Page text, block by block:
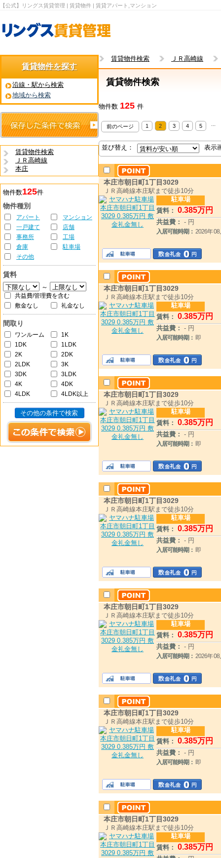
【公式】リングス賃貸管理 | 賃貸物件 | 賃貸アパート,マンション
賃貸物件を探す
沿線・駅から検索
地域から検索
賃貸物件検索
ＪＲ高崎線
本庄
物件数125件
物件種別
アパート
マンション
一戸建て
店舗
事務所
工場
倉庫
駐車場
その他
賃料
～
共益費/管理費を含む
敷金なし
礼金なし
間取り
ワンルーム
1K
1DK
1LDK
2K
2DK
2LDK
3K
3DK
3LDK
4K
4DK
4LDK
4LDK以上
その他の条件で検索
賃貸物件検索 ＪＲ高崎線
賃貸物件検索
物件数 125 件
前のページ 1 2 3 4 5
並び替え： 表示
本庄市朝日町1丁目3029
ＪＲ高崎線本庄駅まで徒歩10分
駐車場
賃料： 0.385万円
共益費： - 円
入居可能時期： 2026年
本庄市朝日町1丁目3029
ＪＲ高崎線本庄駅まで徒歩10分
駐車場
賃料： 0.385万円
共益費： - 円
入居可能時期： 即
本庄市朝日町1丁目3029
ＪＲ高崎線本庄駅まで徒歩10分
駐車場
賃料： 0.385万円
共益費： - 円
入居可能時期： 即
本庄市朝日町1丁目3029
ＪＲ高崎線本庄駅まで徒歩10分
駐車場
賃料： 0.385万円
共益費： - 円
入居可能時期： 即
本庄市朝日町1丁目3029
ＪＲ高崎線本庄駅まで徒歩10分
駐車場
賃料： 0.385万円
共益費： - 円
入居可能時期： 2026年
本庄市朝日町1丁目3029
ＪＲ高崎線本庄駅まで徒歩10分
駐車場
賃料： 0.385万円
共益費： - 円
入居可能時期： 即
本庄市朝日町1丁目3029
ＪＲ高崎線本庄駅まで徒歩10分
駐車場
賃料： 0.385万円